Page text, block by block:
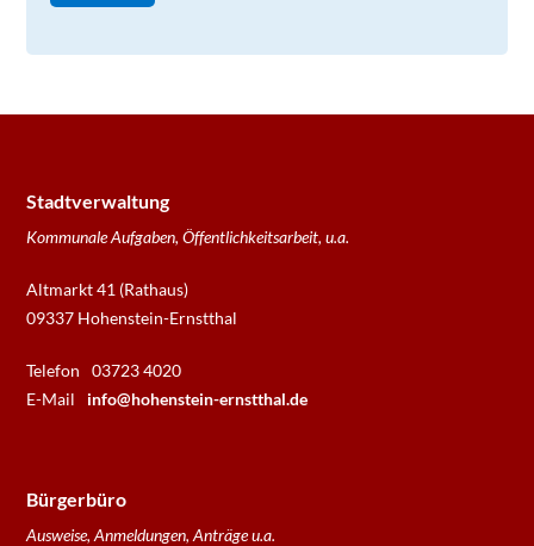
Stadtverwaltung
Kommunale Aufgaben, Öffentlichkeitsarbeit, u.a.
Altmarkt 41 (Rathaus)
09337 Hohenstein-Ernstthal
Telefon
03723 4020
E-Mail
info@hohenstein-ernstthal.de
Bürgerbüro
Ausweise, Anmeldungen, Anträge u.a.